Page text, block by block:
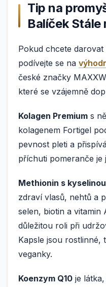
Tip na
Balíček Stále
Pokud chcete
podívejte se na
české značky
které se vzájemně
Kolagen Premium s
kolagenem Fortigel
pevnost pleti a
příchuti pomeranče je
Methionin s
zdraví vlasů, nehtů a
selen, biotin a vitamin
důležitou roli při
Kapsle jsou rostlinné,
veganky.
Koenzym Q10 je